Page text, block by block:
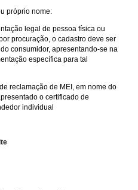
próprio nome:
legal de pessoa física ou
procuração, o cadastro deve ser
consumidor, apresentando-se na
específica para tal
reclamação de MEI, em nome do
o certificado de
individual